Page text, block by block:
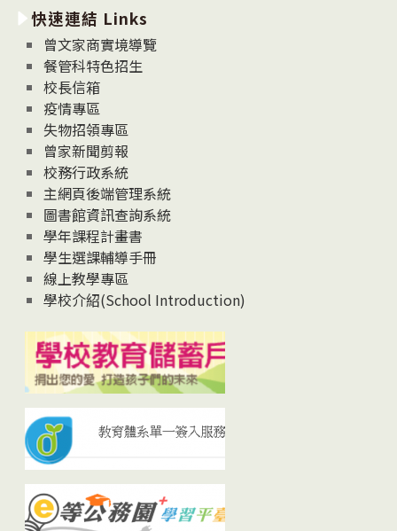
消
息
News
快速連結 Links
曾文家商實境導覽
餐管科特色招生
校長信箱
疫情專區
失物招領專區
曾家新聞剪報
校務行政系統
主網頁後端管理系統
圖書館資訊查詢系統
學年課程計畫書
學生選課輔導手冊
線上教學專區
學校介紹(School Introduction)